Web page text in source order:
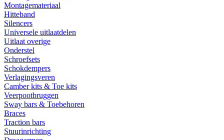
Montagemateriaal
Hitteband
Silencers
Universele uitlaatdelen
Uitlaat overige
Onderstel
Schroefsets
Schokdempers
Verlagingsveren
Camber kits & Toe kits
Veerpootbruggen
Sway bars & Toebehoren
Braces
Traction bars
Stuurinrichting